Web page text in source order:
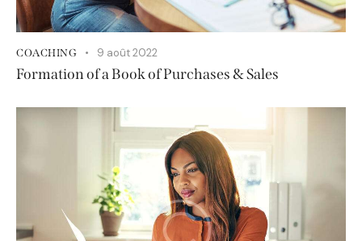
COACHING 9 août 2022
Formation of a Book of Purchases & Sales